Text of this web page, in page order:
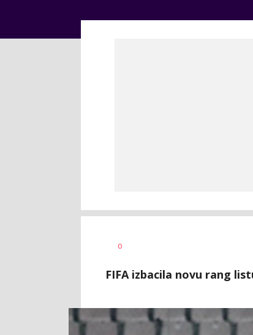
AUTOR
0
FIFA izbacila novu rang